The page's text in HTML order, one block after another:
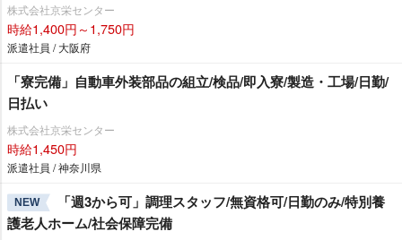
株式会社京栄センター
時給1,400円～1,750円
派遣社員 / 大阪府
「寮完備」自動車外装部品の組立/検品/即入寮/製造・工場/日勤/
日払い
株式会社京栄センター
時給1,450円
派遣社員 / 神奈川県
NEW
「週3から可」調理スタッフ/無資格可/日勤のみ/特別養
護老人ホーム/社会保障完備